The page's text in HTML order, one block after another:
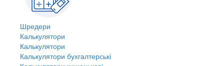
Шредери
Калькулятори
Калькулятори
Калькулятори бухгалтерські